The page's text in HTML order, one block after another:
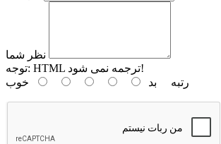
نظر شما
توجه:
HTML ترجمه نمی شود!
رتبه بد خوب